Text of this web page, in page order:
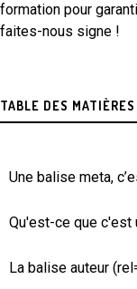
formation pour
faites-nous signe !
TABLE DES MATIÈRES
Une balise meta,
Qu'est-ce que c'est
La balise auteur